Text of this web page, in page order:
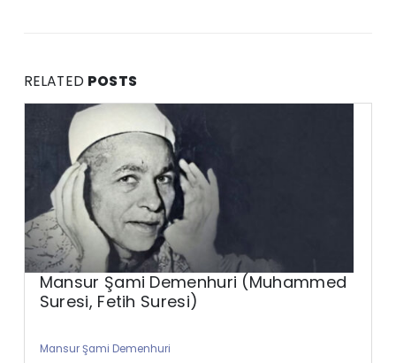
RELATED POSTS
Mansur Şami Demenhuri (Muhammed
Suresi, Fetih Suresi)
Mansur Şami Demenhuri